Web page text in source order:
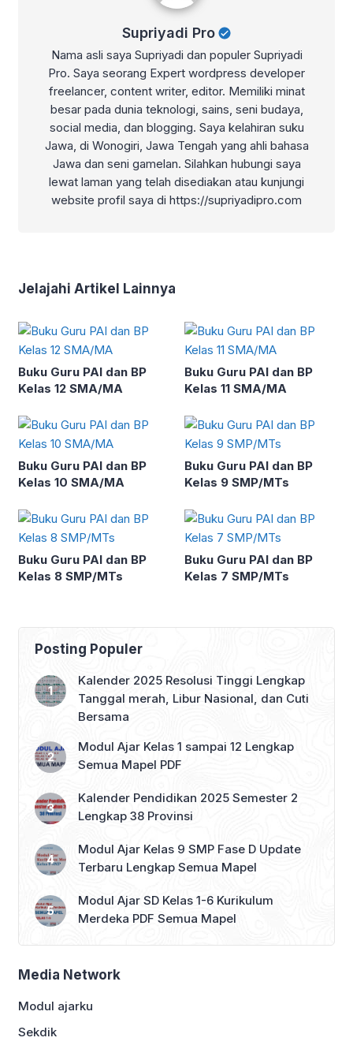
Supriyadi Pro
Nama asli saya Supriyadi dan populer Supriyadi
Pro. Saya seorang Expert wordpress developer
freelancer, content writer, editor. Memiliki minat
besar pada dunia teknologi, sains, seni budaya,
social media, dan blogging. Saya kelahiran suku
Jawa, di Wonogiri, Jawa Tengah yang ahli bahasa
Jawa dan seni gamelan. Silahkan hubungi saya
lewat laman yang telah disediakan atau kunjungi
website profil saya di https://supriyadipro.com
Jelajahi Artikel Lainnya
Buku Guru PAI dan BP
Kelas 12 SMA/MA
Buku Guru PAI dan BP
Kelas 11 SMA/MA
Buku Guru PAI dan BP
Kelas 10 SMA/MA
Buku Guru PAI dan BP
Kelas 9 SMP/MTs
Buku Guru PAI dan BP
Kelas 8 SMP/MTs
Buku Guru PAI dan BP
Kelas 7 SMP/MTs
Posting Populer
Kalender 2025 Resolusi Tinggi Lengkap
Tanggal merah, Libur Nasional, dan Cuti
Bersama
Modul Ajar Kelas 1 sampai 12 Lengkap
Semua Mapel PDF
Kalender Pendidikan 2025 Semester 2
Lengkap 38 Provinsi
Modul Ajar Kelas 9 SMP Fase D Update
Terbaru Lengkap Semua Mapel
Modul Ajar SD Kelas 1-6 Kurikulum
Merdeka PDF Semua Mapel
Media Network
Modul ajarku
Sekdik